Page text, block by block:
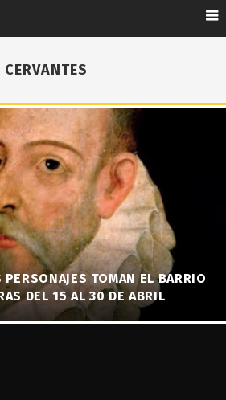
CERVANTES
PERSONAJES TOMAN EL BARRIO
DEL 15 AL 30 DE ABRIL